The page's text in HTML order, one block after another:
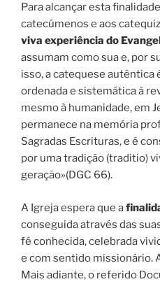
Para alcançar esta
catecúmenos e aos
viva experiência do
assumam como sua e, por
isso, a catequese autêntica
ordenada e sistemática à
mesmo à humanidade, em
permanece na memória
Sagradas Escrituras, e é
por uma tradição (traditio)
geração»(DGC 66).
A Igreja espera que a
conseguida através das
fé conhecida, celebrada
e com sentido missionário.
Mais adiante, o referido